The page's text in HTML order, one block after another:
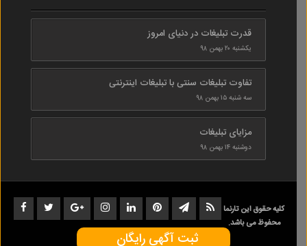
قدرت تبلیغات در دنیای امروز
یکشنبه ۲۰ بهمن ۹۸
تفاوت تبلیغات سنتی با تبلیغات اینترنتی
سه شنبه ۱۵ بهمن ۹۸
مزایای تبلیغات
دوشنبه ۱۴ بهمن ۹۸
کلیه حقوق این تارنما
محفوظ می باشد.
1402-1398
ثبت آگهی رایگان